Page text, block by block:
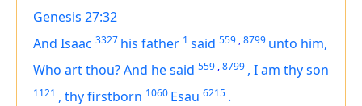
Genesis 27:32
And Isaac 3327 his father 1 said 559 ,8799 unto him,
Who artthou? And he said 559 ,8799 , Iam thy son
1121 , thy firstborn 1060 Esau 6215 .